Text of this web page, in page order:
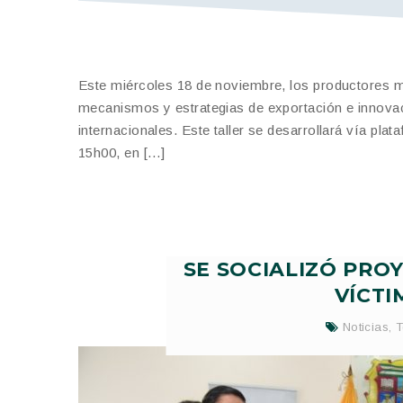
Este miércoles 18 de noviembre, los productores
mecanismos y estrategias de exportación e
internacionales. Este taller se desarrollará vía
15h00, en […]
SE SOCIALIZÓ
Noticias,